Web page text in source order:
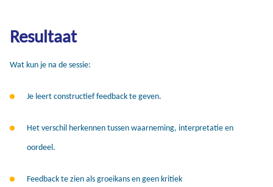
Resultaat
Wat kun je na de sessie:
Je leert constructief feedback te geven.
Het verschil herkennen tussen waarneming, interpretatie en
oordeel.
Feedback te zien als groeikans en geen kritiek